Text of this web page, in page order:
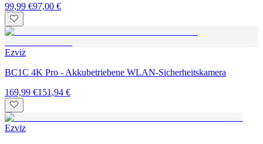
99,99 €97,00 €
Ezviz
BC1C 4K Pro - Akkubetriebene WLAN-Sicherheitskamera
169,99 €151,94 €
Ezviz